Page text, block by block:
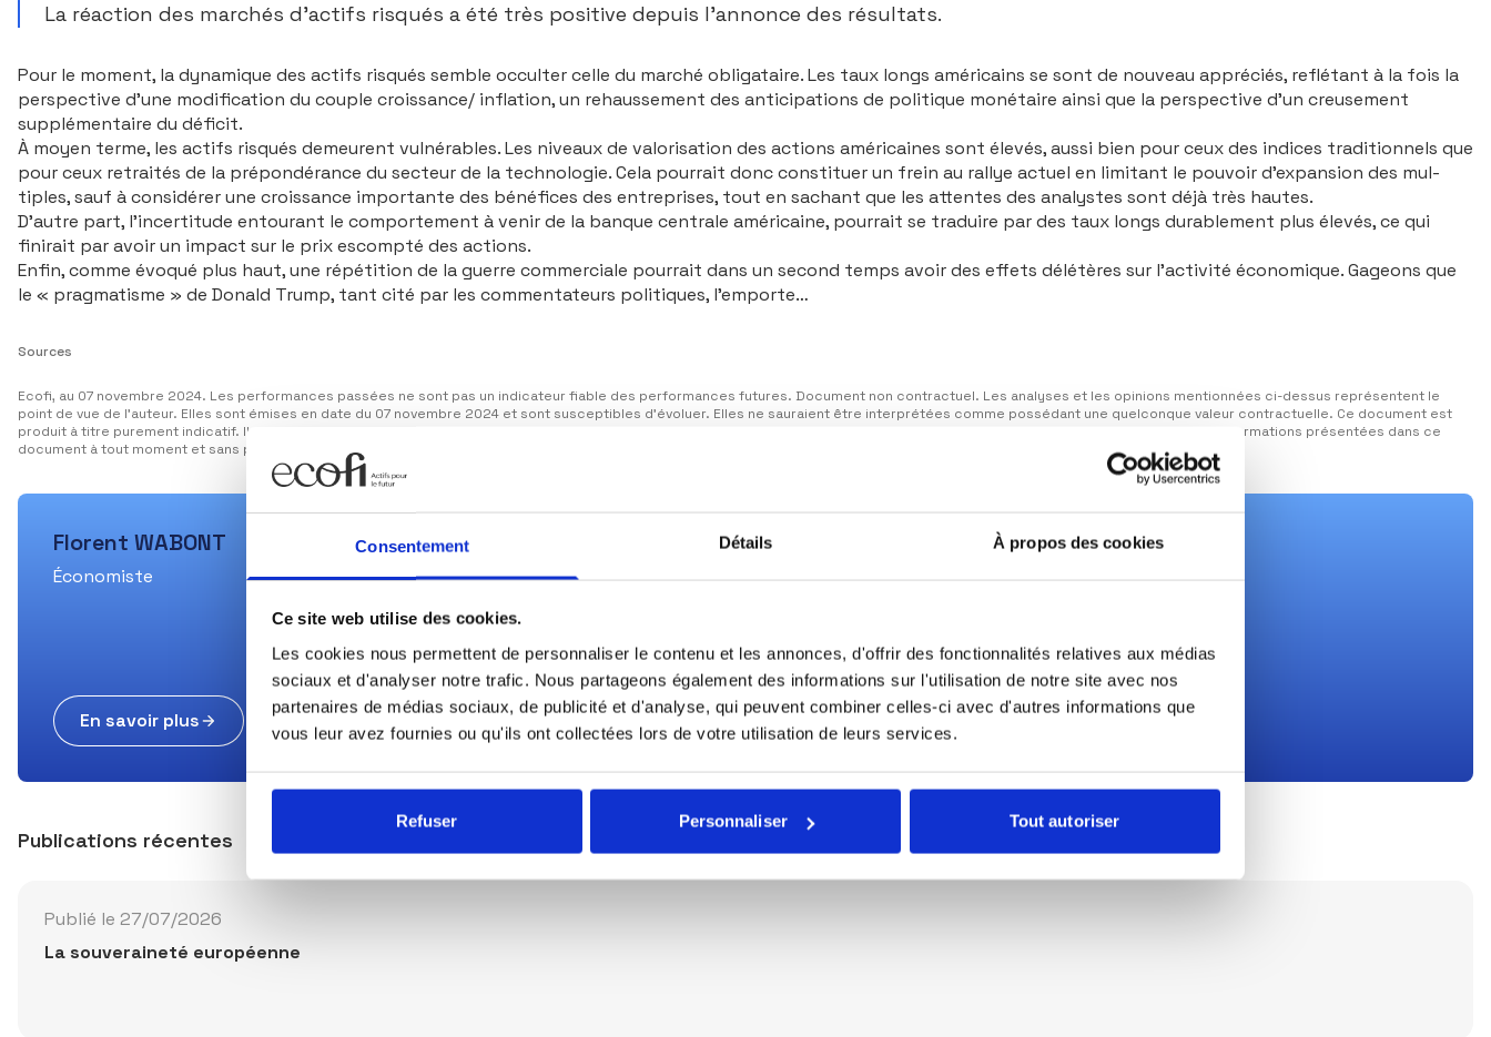
Consentement Détails À propos des cookies
Ce site web utilise des cookies.
Les cookies nous permettent de personnaliser le contenu et les annonces, d'offrir des fonctionnalités relatives aux médias
sociaux et d'analyser notre trafic. Nous partageons également des informations sur l'utilisation de notre site avec nos
partenaires de médias sociaux, de publicité et d'analyse, qui peuvent combiner celles-ci avec d'autres informations que
vous leur avez fournies ou qu'ils ont collectées lors de votre utilisation de leurs services.
Refuser Personnaliser Tout autoriser
La réaction des marchés d’actifs risqués a été très positive depuis l’annonce des résultats.
Pour le moment, la dynamique des actifs risqués semble occulter celle du marché obligataire. Les taux longs américains se sont de nouveau appréciés, reflétant à la fois la
perspective d’une modification du couple croissance/ inflation, un rehausse­ment des anticipations de politique moné­taire ainsi que la perspective d’un creuse­ment
supplémentaire du déficit.
À moyen terme, les actifs risqués demeurent vulnérables. Les niveaux de valorisation des actions américaines sont élevés, aussi bien pour ceux des indices traditionnels que
pour ceux retraités de la prépondérance du secteur de la technologie. Cela pourrait donc constituer un frein au rallye actuel en limitant le pouvoir d’expansion des mul­
tiples, sauf à considérer une croissance importante des bénéfices des entreprises, tout en sachant que les attentes des ana­lystes sont déjà très hautes.
D’autre part, l’incertitude entourant le com­portement à venir de la banque centrale américaine, pourrait se traduire par des taux longs durablement plus élevés, ce qui
finirait par avoir un impact sur le prix escompté des actions.
Enfin, comme évoqué plus haut, une répétition de la guerre commerciale pourrait dans un second temps avoir des effets délétères sur l’activité écono­mique. Gageons que
le « pragmatisme » de Donald Trump, tant cité par les commen­tateurs politiques, l’emporte…
Sources
Ecofi, au 07 novembre 2024. Les performances passées ne sont pas un indicateur fiable des performances futures. Document non contractuel. Les analyses et les opinions mentionnées ci-dessus représentent le
point de vue de l’auteur. Elles sont émises en date du 07 novembre 2024 et sont susceptibles d’évoluer. Elles ne sauraient être interprétées comme possédant une quelconque valeur contractuelle. Ce document est
produit à titre purement indicatif. Il constitue une présentation conçue et réalisée par Ecofi à partir de sources qu’elle estime fiables. Ecofi se réserve la possibilité de modifier les informations présentées dans ce
document à tout moment et sans préavis. Il est produit à titre d’information uniquement et ne constitue pas une recommandation d’investissement personnalisée.
Florent WABONT
Économiste
En savoir plus
Publications récentes
Publié le 27/07/2026
La souveraineté européenne